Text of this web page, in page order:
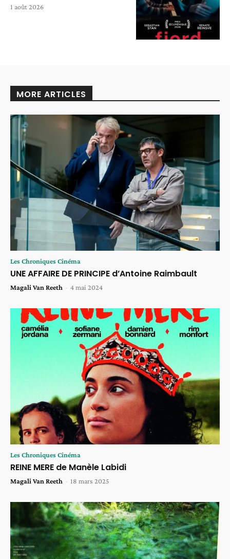
1 août 2026
MORE ARTICLES
Les Chroniques Cinéma
UNE AFFAIRE DE PRINCIPE d’Antoine Raimbault
Magali Van Reeth - 4 mai 2024
Les Chroniques Cinéma
REINE MERE de Manèle Labidi
Magali Van Reeth - 18 mars 2025